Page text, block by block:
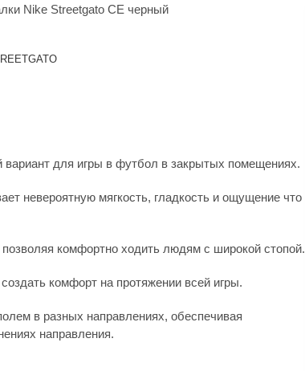
вариант для игры в футбол в закрытых помещениях.
невероятную мягкость, гладкость и ощущение что
комфортно ходить людям с широкой стопой.
комфорт на протяжении всей игры.
в разных направлениях, обеспечивая
направления.